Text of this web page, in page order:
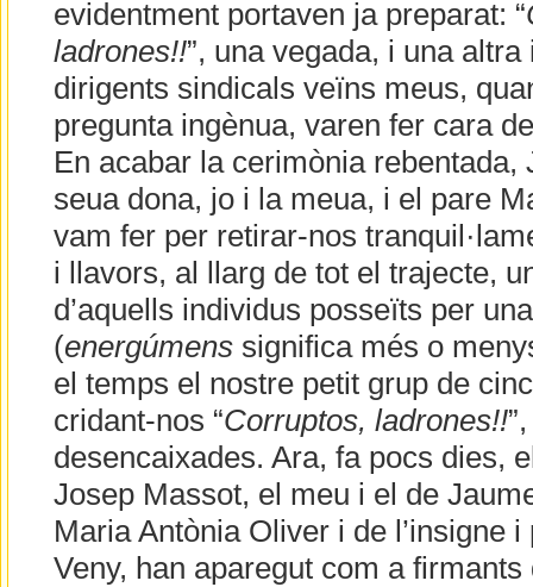
evidentment portaven ja preparat: “
ladrones!!”, una vegada, i una
dirigents sindicals veïns meus,
pregunta ingènua, varen fer cara
En acabar la cerimònia rebentada,
seua dona, jo i la meua, i el pare
vam fer per retirar-nos
i llavors, al llarg de tot el trajecte,
d’aquells individus posseïts per
(energúmenssignifica més o
el temps el nostre petit grup de
cridant-nos “Corruptos, ladrones!!
desencaixades. Ara, fa pocs dies,
Josep Massot, el meu i el de
Maria Antònia Oliver i de l’insigne
Veny, han aparegut com a